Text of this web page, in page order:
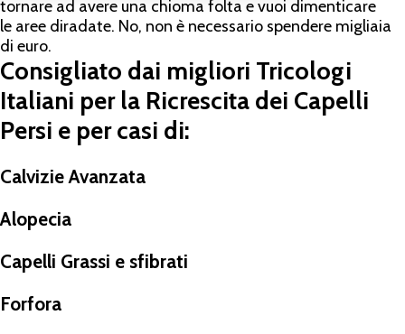
tornare ad avere una chioma folta e vuoi dimenticare
le aree diradate. No, non è necessario spendere migliaia
di euro.
Consigliato dai migliori Tricologi
Italiani per la Ricrescita dei Capelli
Persi e per casi di:
Calvizie Avanzata
Alopecia
Capelli Grassi e sfibrati
Forfora